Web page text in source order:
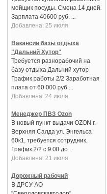
мойщик посуды. Смена 14 дней.
Зарплата 40600 руб. ...
Добавлена: 25 июля
Вакансии базы отдыха
"Дальний Хутор"
Требуется разнорабочий на
базу отдыха Дальний хутор
График работы 2/2 Заработная
плата от 60 000 руб ...
Добавлена: 24 июля
Менеджер ПВЗ Ozon
В новый пункт выдачи OZON г.
Верхняя Салда ул. Энгельса
60к1, требуется сотрудник.
График 2/2 с 9:00 до ...
Добавлена: 21 июля
Дорожный рабочий
В ДРСУ АО